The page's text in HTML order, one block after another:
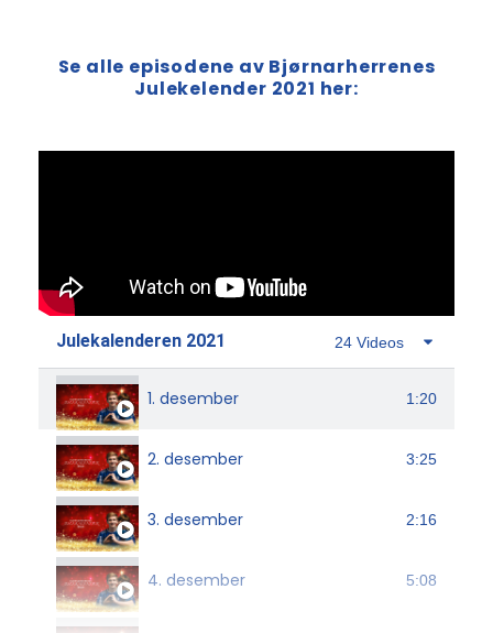
Se alle episodene av Bjørnarherrenes
Julekelender 2021 her:
Julekalenderen 2021 24 Videos
1. desember 1:20
2. desember 3:25
3. desember 2:16
4. desember 5:08